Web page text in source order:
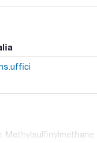
Methylsulfinylmethane